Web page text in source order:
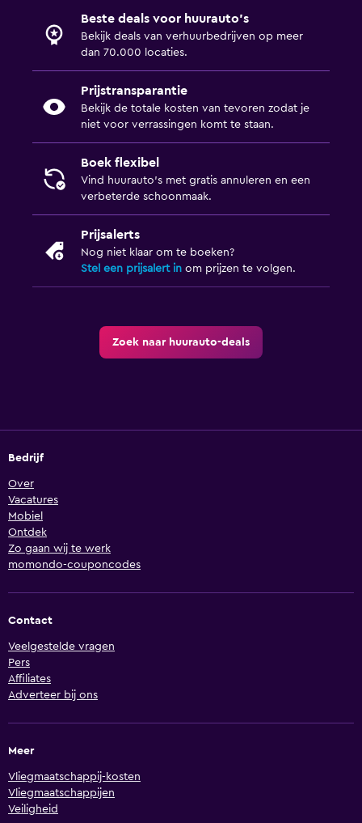
Beste deals voor huurauto's
Bekijk deals van verhuurbedrijven op meer
dan 70.000 locaties.
Prijstransparantie
Bekijk de totale kosten van tevoren zodat je
niet voor verrassingen komt te staan.
Boek flexibel
Vind huurauto's met gratis annuleren en een
verbeterde schoonmaak.
Prijsalerts
Nog niet klaar om te boeken?
Stel een prijsalert in om prijzen te volgen.
Zoek naar huurauto-deals
Bedrijf
Over
Vacatures
Mobiel
Ontdek
Zo gaan wij te werk
momondo-couponcodes
Contact
Veelgestelde vragen
Pers
Affiliates
Adverteer bij ons
Meer
Vliegmaatschappij-kosten
Vliegmaatschappijen
Veiligheid